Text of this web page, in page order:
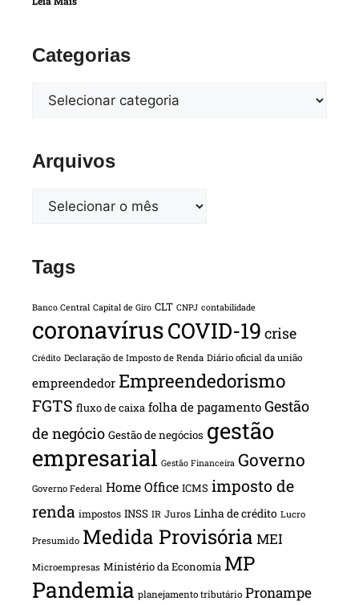
Categorias
Arquivos
Tags
Banco Central Capital de Giro CLT CNPJ contabilidade
coronavírusCOVID-19 crise
Crédito Declaração de Imposto de Renda Diário oficial da união
empreendedor Empreendedorismo
FGTS fluxo de caixa folha de pagamento Gestão
de negócio Gestão de negócios gestão
empresarial Gestão Financeira Governo
Governo Federal Home Office ICMS imposto de
renda impostos INSS IR Juros Linha de crédito Lucro
Presumido Medida Provisória MEI
Microempresas Ministério da Economia MP
Pandemia planejamento tributário Pronampe